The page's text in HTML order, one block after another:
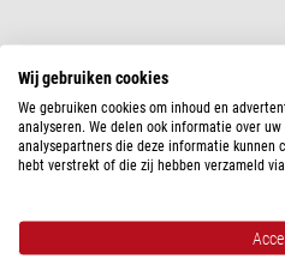
Wij gebruiken cookies
We gebruiken cookies om inhoud en
analyseren. We delen ook informatie over
analysepartners die deze informatie kunnen
hebt verstrekt of die zij hebben verzameld